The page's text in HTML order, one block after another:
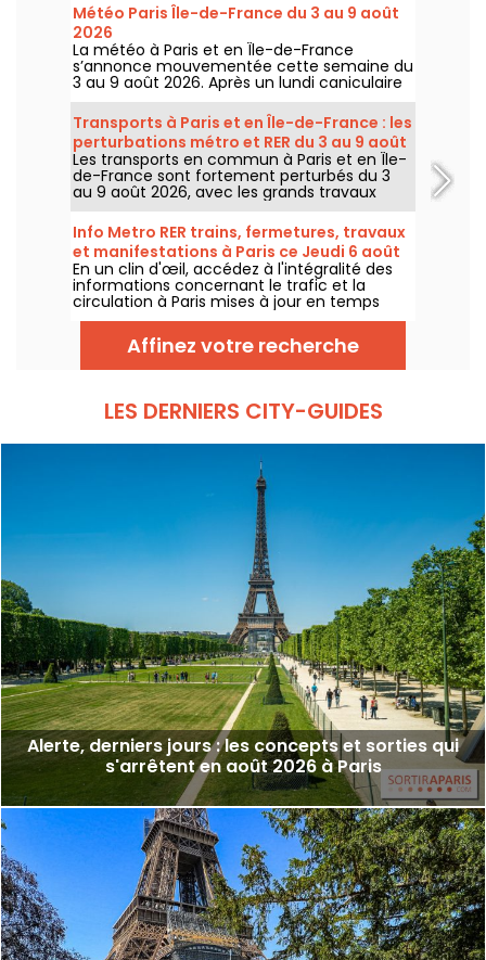
Météo Paris Île-de-France du 3 au 9 août
2026
La météo à Paris et en Île-de-France
s’annonce mouvementée cette semaine du
3 au 9 août 2026. Après un lundi caniculaire
marqué par un risque d’orages, les
températures vont progressivement baisser
avant le retour d’un temps plus chaud et
ensoleillé pour le week-end.
Transports à Paris et en Île-de-France : les
perturbations métro et RER du 3 au 9 août
2026
Les transports en commun à Paris et en Île-
de-France sont fortement perturbés du 3
au 9 août 2026, avec les grands travaux
d'été qui impactent très durement
certaines lignes, selon la RATP et SNCF.
Info Metro RER trains, fermetures, travaux
et manifestations à Paris ce Jeudi 6 août
2026
En un clin d'œil, accédez à l'intégralité des
informations concernant le trafic et la
circulation à Paris mises à jour en temps
réel. Metro RER et Transilien de la RATP,
travaux, circulation, grands évènements et
manifestations, on vous donne toutes les
informations pratiques à connaître avant de
Affinez votre recherche
LES DERNIERS CITY-GUIDES
Alerte, derniers jours : les concepts et sorties qui
s'arrêtent en août 2026 à Paris